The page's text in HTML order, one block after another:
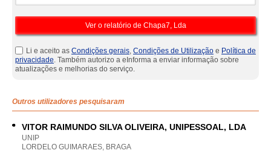
Li e aceito as Condições gerais, Condições de Utilização e Política de
privacidade. Também autorizo a eInforma a enviar informação sobre
atualizações e melhorias do serviço.
Outros utilizadores pesquisaram
VITOR RAIMUNDO SILVA OLIVEIRA, UNIPESSOAL, LDA
UNIP
LORDELO GUIMARAES, BRAGA